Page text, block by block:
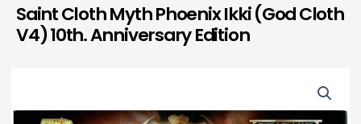
Saint Cloth Myth Phoenix Ikki (God Cloth
V4) 10th. Anniversary Edition